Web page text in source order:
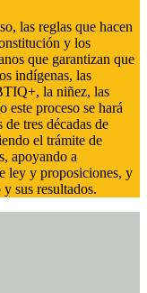
las reglas que hacen
y los
que garantizan que
indígenas, las
la niñez, las
este proceso se hará
tres décadas de
el trámite de
apoyando a
ley y proposiciones, y
sus resultados.